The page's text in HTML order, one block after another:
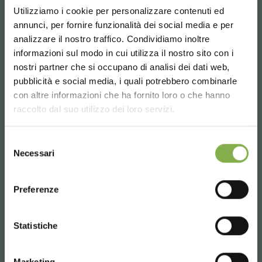
Utilizziamo i cookie per personalizzare contenuti ed
annunci, per fornire funzionalità dei social media e per
analizzare il nostro traffico. Condividiamo inoltre
informazioni sul modo in cui utilizza il nostro sito con i
nostri partner che si occupano di analisi dei dati web,
pubblicità e social media, i quali potrebbero combinarle
con altre informazioni che ha fornito loro o che hanno
raccolto dal suo utilizzo dei loro servizi.
delNecessari
Preferenze
Statistiche
Choose the country you are in and your
language for a better browsing experience
Email
Información requerida
info@orlandelli.it